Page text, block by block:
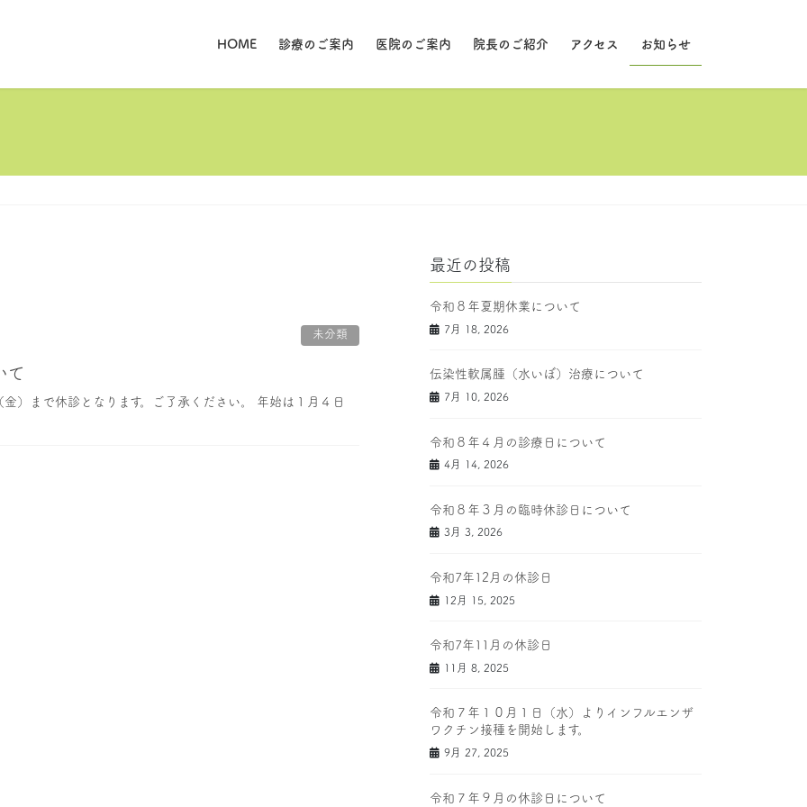
HOME 診療のご案内 医院のご案内 院長のご紹介 アクセス お知らせ
未分類
て
）まで休診となります。ご了承ください。 年始は１月４日
最近の投稿
令和８年夏期休業について
7月 18, 2026
伝染性軟属腫（水いぼ）治療について
7月 10, 2026
令和８年４月の診療日について
4月 14, 2026
令和８年３月の臨時休診日について
3月 3, 2026
令和7年12月の休診日
12月 15, 2025
令和7年11月の休診日
11月 8, 2025
令和７年１０月１日（水）よりインフルエンザ
ワクチン接種を開始します。
9月 27, 2025
令和７年９月の休診日について